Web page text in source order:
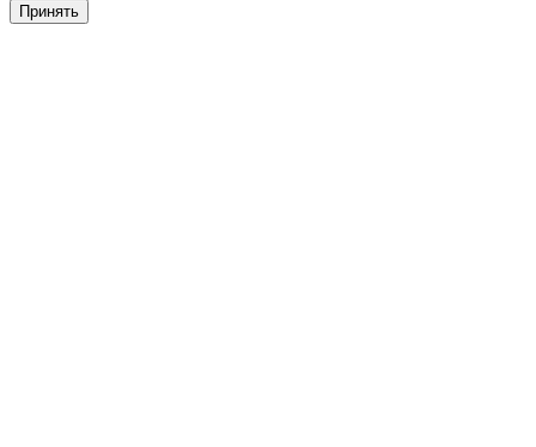
Принять